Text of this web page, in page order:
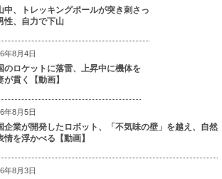
中、トレッキングポールが突き刺さっ
性、自力で下山
年8月4日
のロケットに落雷、上昇中に機体を
が貫く【動画】
年8月5日
企業が開発したロボット、「不気味の壁」を越え、自然
情を浮かべる【動画】
年8月3日